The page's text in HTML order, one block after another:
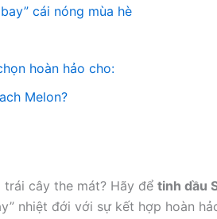
cái nóng mùa hè
hoàn hảo cho:
Melon?
trái cây the mát? Hãy để tinh dầu
nhiệt đới với sự kết hợp hoàn